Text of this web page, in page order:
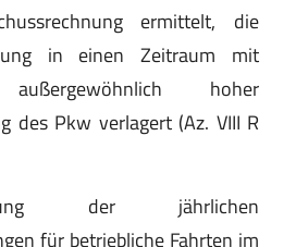
ermittelt, die
in einen Zeitraum mit
außergewöhnlich hoher
des Pkw verlagert (Az. VIII R
der jährlichen
für betriebliche Fahrten im